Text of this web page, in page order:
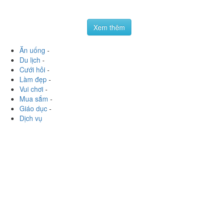
Xem thêm
Ăn uống -
Du lịch -
Cưới hỏi -
Làm đẹp -
Vui chơi -
Mua sắm -
Giáo dục -
Dịch vụ